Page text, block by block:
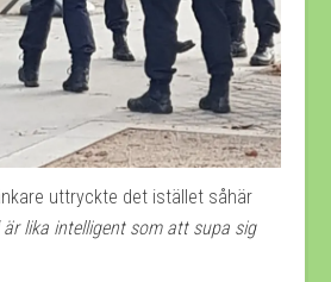
uttryckte det istället såhär
lika intelligent som att supa sig